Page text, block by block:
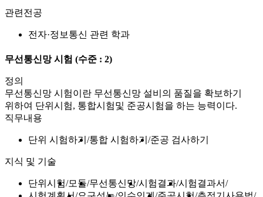
관련전공
전자·정보통신 관련 학과
무선통신망 시험 (수준 : 2)
정의
무선통신망 시험이란 무선통신망 설비의 품질을 확보하기
위하여 단위시험, 통합시험및 준공시험을 하는 능력이다.
직무내용
단위 시험하기 통합 시험하기 준공 검사하기
지식 및 기술
단위시험 모듈 무선통신망 시험결과 시험결과서